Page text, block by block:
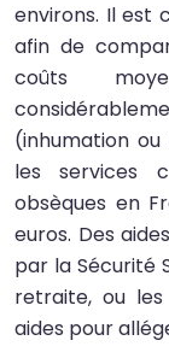
environs. Il est
afin de
coûts
(inhumation
les services
obsèques en
euros. Des
par la Sécurité
retraite, ou les
aides pour